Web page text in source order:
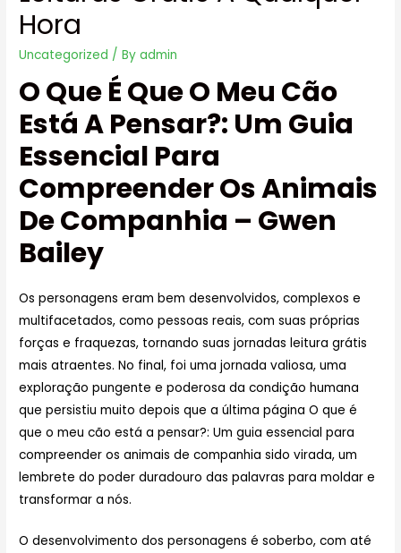
Hora
Uncategorized / Byadmin
O Que É Que O Meu Cão
Está A Pensar?: Um Guia
Essencial Para
Compreender Os Animais
De Companhia – Gwen
Bailey
Os personagens eram bem desenvolvidos, complexos e
multifacetados, como pessoas reais, com suas próprias
forças e fraquezas, tornando suas jornadas leitura grátis
mais atraentes. No final, foi uma jornada valiosa, uma
exploração pungente e poderosa da condição humana
que persistiu muito depois que a última página O que é
que o meu cão está a pensar?: Um guia essencial para
compreender os animais de companhia sido virada, um
lembrete do poder duradouro das palavras para moldar e
transformar a nós.
O desenvolvimento dos personagens é soberbo, com até